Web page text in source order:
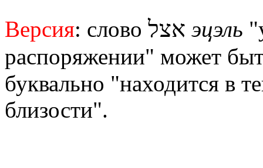
Версия: слово эцэль
распоряжении" может
буквально "находится в
близости".